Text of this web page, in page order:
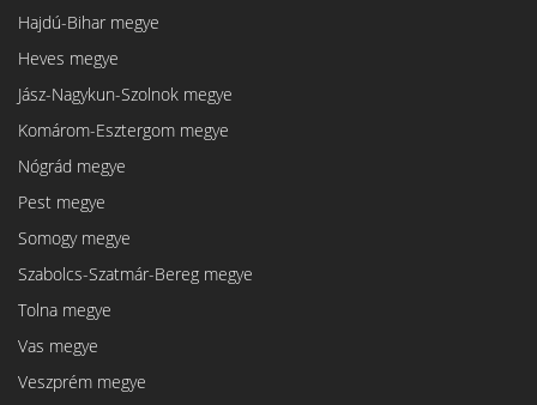
Hajdú-Bihar megye
Heves megye
Jász-Nagykun-Szolnok megye
Komárom-Esztergom megye
Nógrád megye
Pest megye
Somogy megye
Szabolcs-Szatmár-Bereg megye
Tolna megye
Vas megye
Veszprém megye